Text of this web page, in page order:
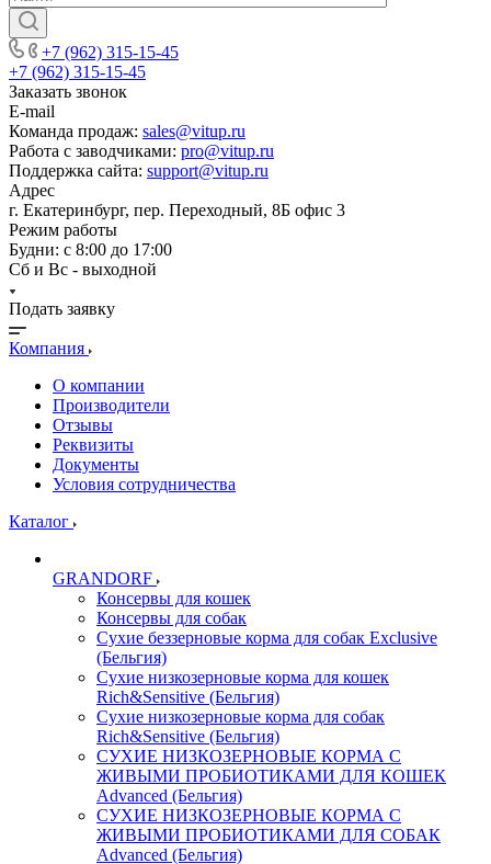
+7 (962) 315-15-45
+7 (962) 315-15-45
Заказать звонок
E-mail
Команда продаж: sales@vitup.ru
Работа с заводчиками: pro@vitup.ru
Поддержка сайта: support@vitup.ru
Адрес
г. Екатеринбург, пер. Переходный, 8Б офис 3
Режим работы
Будни: с 8:00 до 17:00
Сб и Вс - выходной
Подать заявку
Компания
О компании
Производители
Отзывы
Реквизиты
Документы
Условия сотрудничества
Каталог
GRANDORF
Консервы для кошек
Консервы для собак
Сухие беззерновые корма для собак Exclusive
(Бельгия)
Сухие низкозерновые корма для кошек
Rich&Sensitive (Бельгия)
Сухие низкозерновые корма для собак
Rich&Sensitive (Бельгия)
СУХИЕ НИЗКОЗЕРНОВЫЕ КОРМА С
ЖИВЫМИ ПРОБИОТИКАМИ ДЛЯ КОШЕК
Advanced (Бельгия)
СУХИЕ НИЗКОЗЕРНОВЫЕ КОРМА С
ЖИВЫМИ ПРОБИОТИКАМИ ДЛЯ СОБАК
Advanced (Бельгия)